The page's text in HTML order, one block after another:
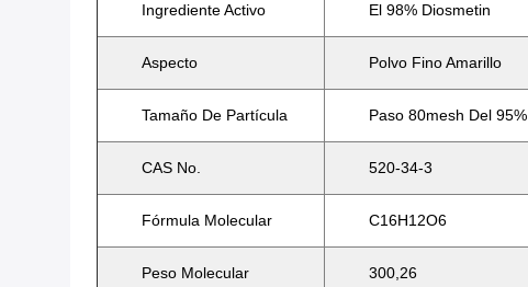
Ingrediente Activo El 98% Diosmetin
Aspecto Polvo Fino Amarillo
Tamaño De Partícula Paso 80mesh Del 95%
CAS No. 520-34-3
Fórmula Molecular C16H12O6
Peso Molecular 300,26